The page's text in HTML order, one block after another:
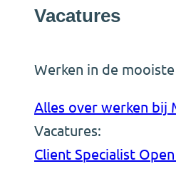
Vacatures
Werken in de
Alles over werken bij
Vacatures:
Client Specialist